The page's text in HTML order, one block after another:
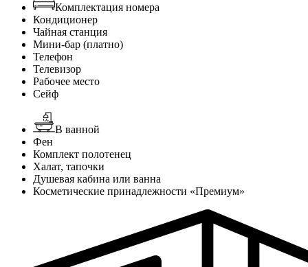
Комплектация номера
Кондиционер
Чайная станция
Мини-бар (платно)
Телефон
Телевизор
Рабочее место
Сейф
В ванной
Фен
Комплект полотенец
Халат, тапочки
Душевая кабина или ванна
Косметические принадлежности «Премиум»